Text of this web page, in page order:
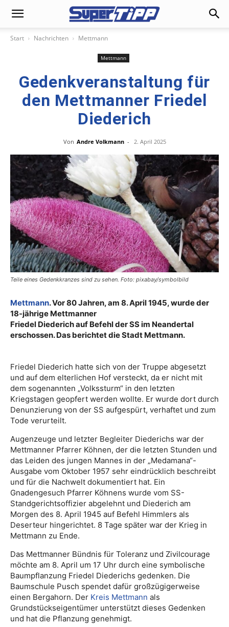
Start Nachrichten Mettmann
Mettmann
Gedenkveranstaltung für
den Mettmanner Friedel
Diederich
Von Andre Volkmann - 2. April 2025
Teile eines Gedenkkranzes sind zu sehen. Foto: pixabay/symbolbild
Mettmann. Vor 80 Jahren, am 8. April 1945, wurde der
18-jährige Mettmanner
Friedel Diederich auf Befehl der SS im Neandertal
erschossen. Das berichtet die Stadt Mettmann.
Friedel Diederich hatte sich von der Truppe abgesetzt
und auf dem elterlichen Hof versteckt, da er nicht mit
dem sogenannten „Volkssturm“ in den letzten
Kriegstagen geopfert werden wollte. Er wurde dort durch
Denunzierung von der SS aufgespürt, verhaftet und zum
Tode verurteilt.
Augenzeuge und letzter Begleiter Diederichs war der
Mettmanner Pfarrer Köhnen, der die letzten Stunden und
das Leiden des jungen Mannes in der „Medamana“-
Ausgabe vom Oktober 1957 sehr eindrücklich beschreibt
und für die Nachwelt dokumentiert hat. Ein
Gnadengesuch Pfarrer Köhnens wurde vom SS-
Standgerichtsoffizier abgelehnt und Diederich am
Morgen des 8. April 1945 auf Befehl Himmlers als
Deserteur hingerichtet. 8 Tage später war der Krieg in
Mettmann zu Ende.
Das Mettmanner Bündnis für Toleranz und Zivilcourage
möchte am 8. April um 17 Uhr durch eine symbolische
Baumpflanzung Friedel Diederichs gedenken. Die
Baumschule Pusch spendet dafür großzügigerweise
einen Bergahorn. Der Kreis Mettmann als
Grundstückseigentümer unterstützt dieses Gedenken
und hat die Pflanzung genehmigt.